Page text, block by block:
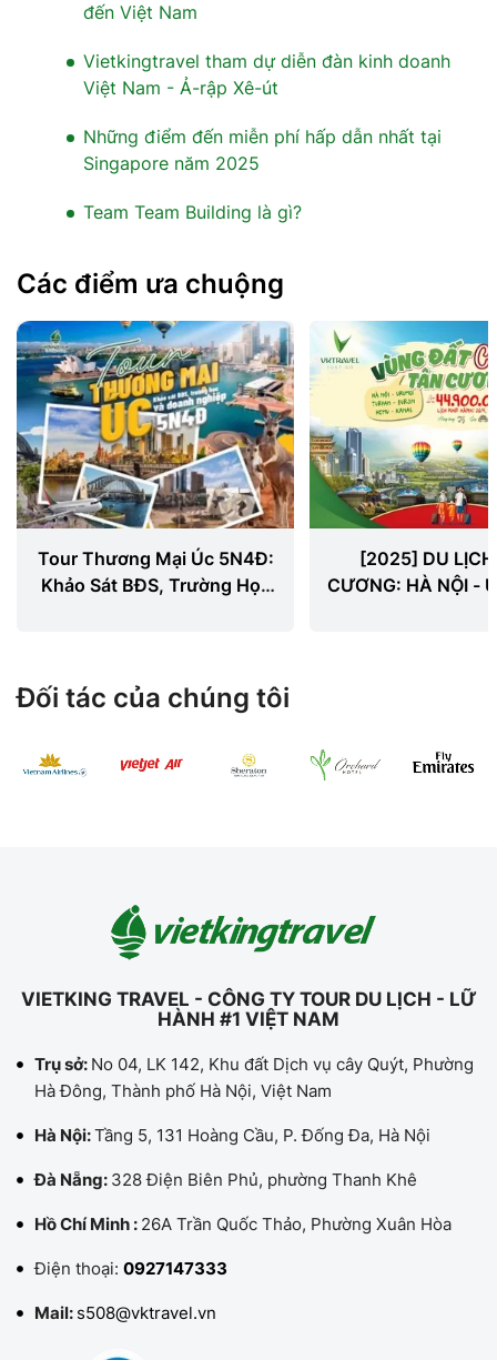
đến Việt Nam
Vietkingtravel tham dự diễn đàn kinh doanh
Việt Nam - Ả-rập Xê-út
Những điểm đến miễn phí hấp dẫn nhất tại
Singapore năm 2025
Team Team Building là gì?
Các điểm ưa chuộng
Tour Thương Mại Úc 5N4Đ:
Khảo Sát BĐS, Trường Học
[2025] DU
CƯƠNG: HÀ NỘI -
Đối tác của chúng tôi
VIETKING TRAVEL - CÔNG TY TOUR DU LỊCH - LỮ
HÀNH #1 VIỆT NAM
Trụ sở: No 04, LK 142, Khu đất Dịch vụ cây Quýt, Phường
Hà Đông, Thành phố Hà Nội, Việt Nam
Hà Nội:Tầng 5, 131 Hoàng Cầu, P. Đống Đa, Hà Nội
Đà Nẵng: 328 Điện Biên Phủ, phường Thanh Khê
Hồ Chí Minh : 26A Trần Quốc Thảo, Phường Xuân Hòa
Điện thoại: 0927147333
Mail: s508@vktravel.vn